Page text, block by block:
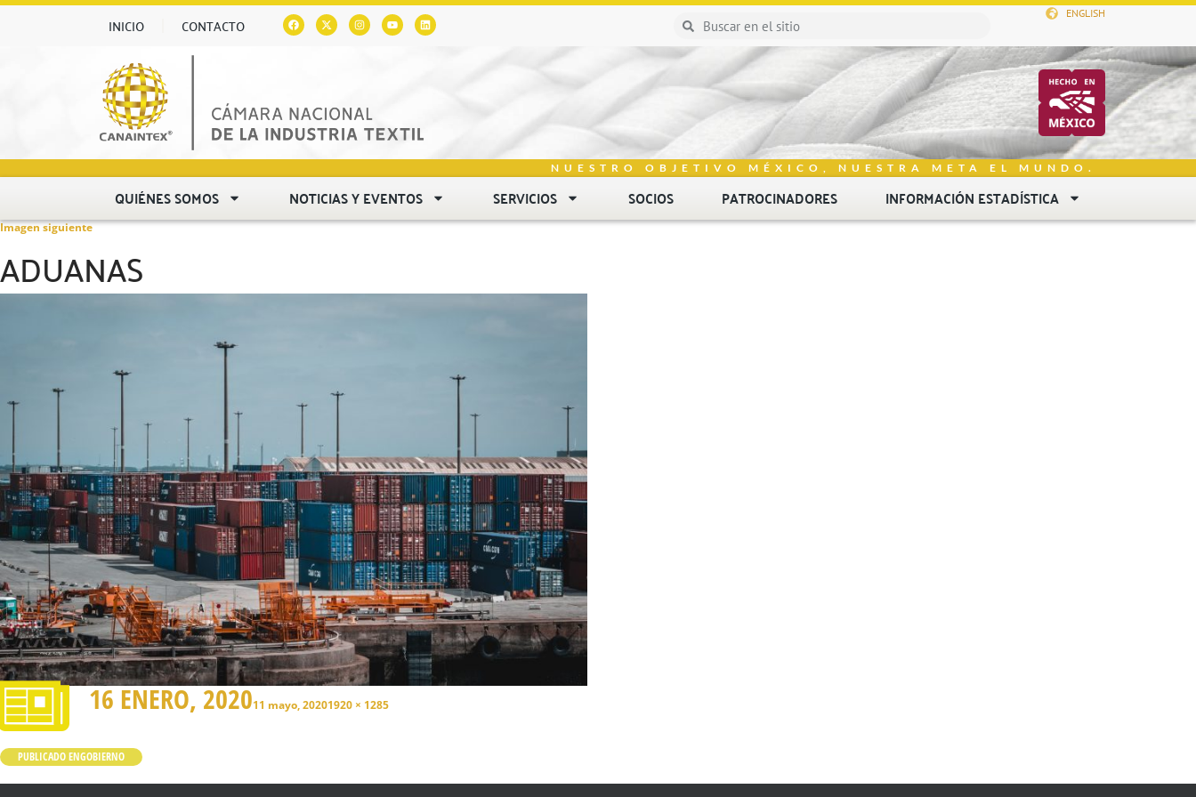
INICIO CONTACTO
ENGLISH
NUESTRO OBJETIVO MÉXICO, NUESTRA META EL MUNDO.
QUIÉNES SOMOS NOTICIAS Y EVENTOS SERVICIOS SOCIOS PATROCINADORES INFORMACIÓN ESTADÍSTICA
Imagen siguiente
ADUANAS
16 ENERO, 202011 mayo, 20201920 × 1285
PUBLICADO ENGOBIERNO